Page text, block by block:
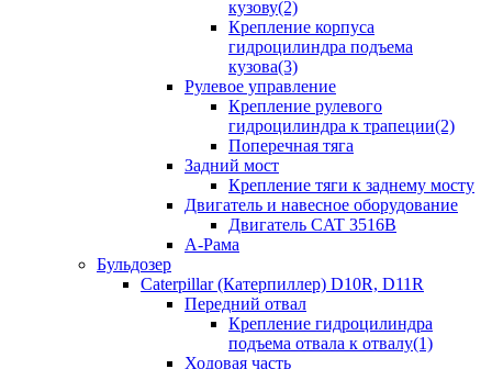
кузову(2)
Крепление корпуса
гидроцилиндра подъема
кузова(3)
Рулевое управление
Крепление рулевого
гидроцилиндра к трапеции(2)
Поперечная тяга
Задний мост
Крепление тяги к заднему мосту
Двигатель и навесное оборудование
Двигатель CAT 3516B
А-Рама
Бульдозер
Caterpillar (Катерпиллер) D10R, D11R
Передний отвал
Крепление гидроцилиндра
подъема отвала к отвалу(1)
Ходовая часть